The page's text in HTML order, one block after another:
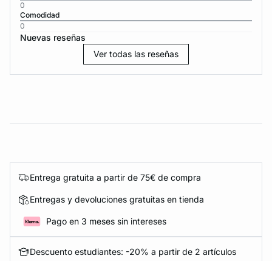
0
Comodidad
0
Nuevas reseñas
Ver todas las reseñas
Entrega gratuita a partir de 75€ de compra
Entregas y devoluciones gratuitas en tienda
Pago en 3 meses sin intereses
Descuento estudiantes: -20% a partir de 2 artículos